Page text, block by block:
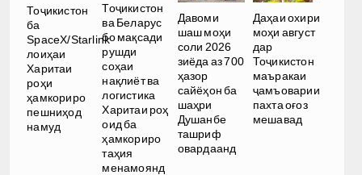
Тоҷикистон
ба
SpaceX/Starlink
лоиҳаи
Харитаи
роҳи
ҳамкориро
пешниҳод
намуд
Тоҷикистон
ва Беларус
бо мақсади
рушди
соҳаи
нақлиёт ва
логистика
Харитаи роҳ
оид ба
ҳамкориро
таҳия
менамоянд
Давоми
шаш моҳи
соли 2026
зиёда аз 700
ҳазор
сайёҳон ба
шаҳри
Душанбе
ташриф
овардаанд
Даҳаи охири
моҳи август
дар
Тоҷикистон
маъракаи
ҷамъоварии
пахта оғоз
мешавад